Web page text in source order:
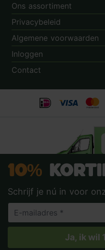
Ons assortiment
Privacybeleid
Algemene voorwaarden
Inloggen
Contact
Beoordeling: 8.9
© 2014 - 2026 -
Algemene voorwaarden Privacy
10%
Schrijf je nú in voor
Ja, ik wil